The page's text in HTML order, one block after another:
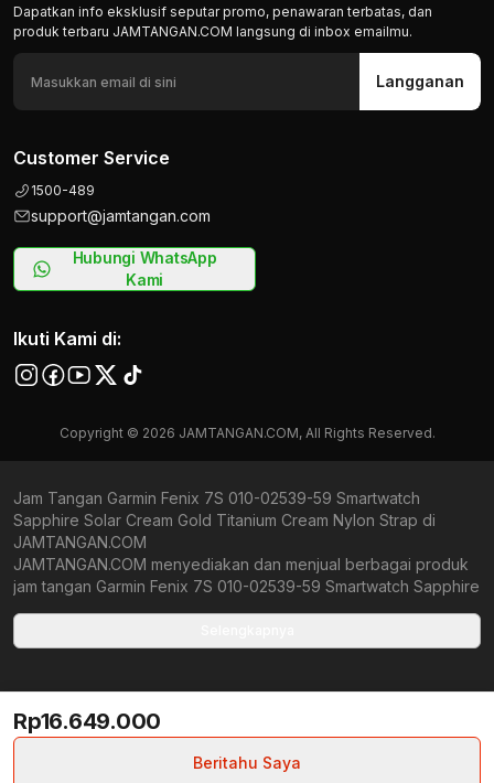
Dapatkan info eksklusif seputar promo, penawaran terbatas, dan
produk terbaru JAMTANGAN.COM langsung di inbox emailmu.
Langganan
Customer Service
1500-489
support@jamtangan.com
Hubungi WhatsApp
Kami
Ikuti Kami di:
Copyright © 2026 JAMTANGAN.COM, All Rights Reserved.
Jam Tangan Garmin Fenix 7S 010-02539-59 Smartwatch
Sapphire Solar Cream Gold Titanium Cream Nylon Strap di
JAMTANGAN.COM
JAMTANGAN.COM menyediakan dan menjual berbagai produk
jam tangan Garmin Fenix 7S 010-02539-59 Smartwatch Sapphire
Kami berkomitmen untuk memberi penawaran terbaik bagi
yang tersedia merupakan produk jam tangan original,
berkualitas tinggi, dan memiliki harga yang lebih terjangkau dari
toko online Indonesia lainnya. Anda, watchlovers, merupakan
prioritas utama kami. Dengan tersedianya berbagai jam tangan
Rp16.649.000
Beritahu Saya